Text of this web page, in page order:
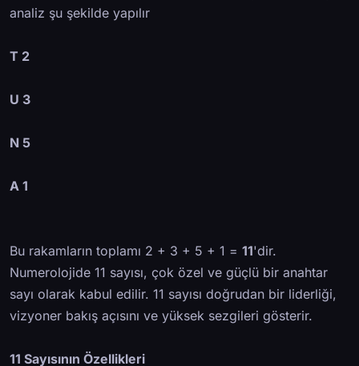
analiz şu şekilde yapılır
T 2
U 3
N 5
A 1
Bu rakamların toplamı 2 + 3 + 5 + 1 = 11'dir.
Numerolojide 11 sayısı, çok özel ve güçlü bir anahtar
sayı olarak kabul edilir. 11 sayısı doğrudan bir liderliği,
vizyoner bakış açısını ve yüksek sezgileri gösterir.
11 Sayısının Özellikleri